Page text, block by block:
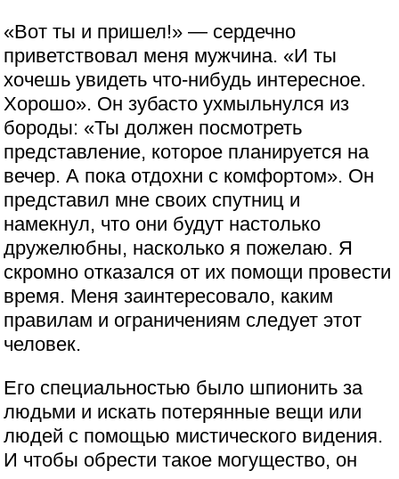
«Вот ты и пришел!» — сердечно
приветствовал меня мужчина. «И ты
хочешь увидеть что-нибудь интересное.
Хорошо». Он зубасто ухмыльнулся из
бороды: «Ты должен посмотреть
представление, которое планируется на
вечер. А пока отдохни с комфортом». Он
представил мне своих спутниц и
намекнул, что они будут настолько
дружелюбны, насколько я пожелаю. Я
скромно отказался от их помощи провести
время. Меня заинтересовало, каким
правилам и ограничениям следует этот
человек.
Его специальностью было шпионить за
людьми и искать потерянные вещи или
людей с помощью мистического видения.
И чтобы обрести такое могущество, он